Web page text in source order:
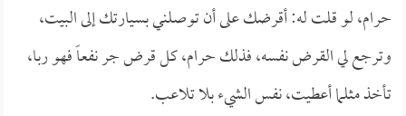
حرام، لو قلت له: أقرضك على أن توصلني بسيارتك إلى البيت،
وترجع لي القرض نفسه، فذلك حرام، كل قرض جر نفعاً فهو ربا،
تأخذ مثلما أعطيت، نفس الشيء بلا تلاعب.